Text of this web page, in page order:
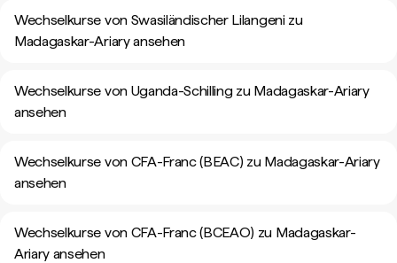
Wechselkurse von Swasiländischer Lilangeni zu
Madagaskar-Ariary ansehen
Wechselkurse von Uganda-Schilling zu Madagaskar-Ariary
ansehen
Wechselkurse von CFA-Franc (BEAC) zu Madagaskar-Ariary
ansehen
Wechselkurse von CFA-Franc (BCEAO) zu Madagaskar-
Ariary ansehen